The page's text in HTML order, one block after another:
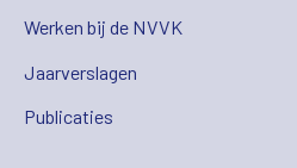
Werken bij de NVVK
Jaarverslagen
Publicaties